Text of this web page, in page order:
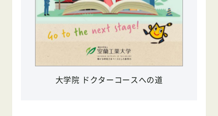
大学院 ドクターコースへの道